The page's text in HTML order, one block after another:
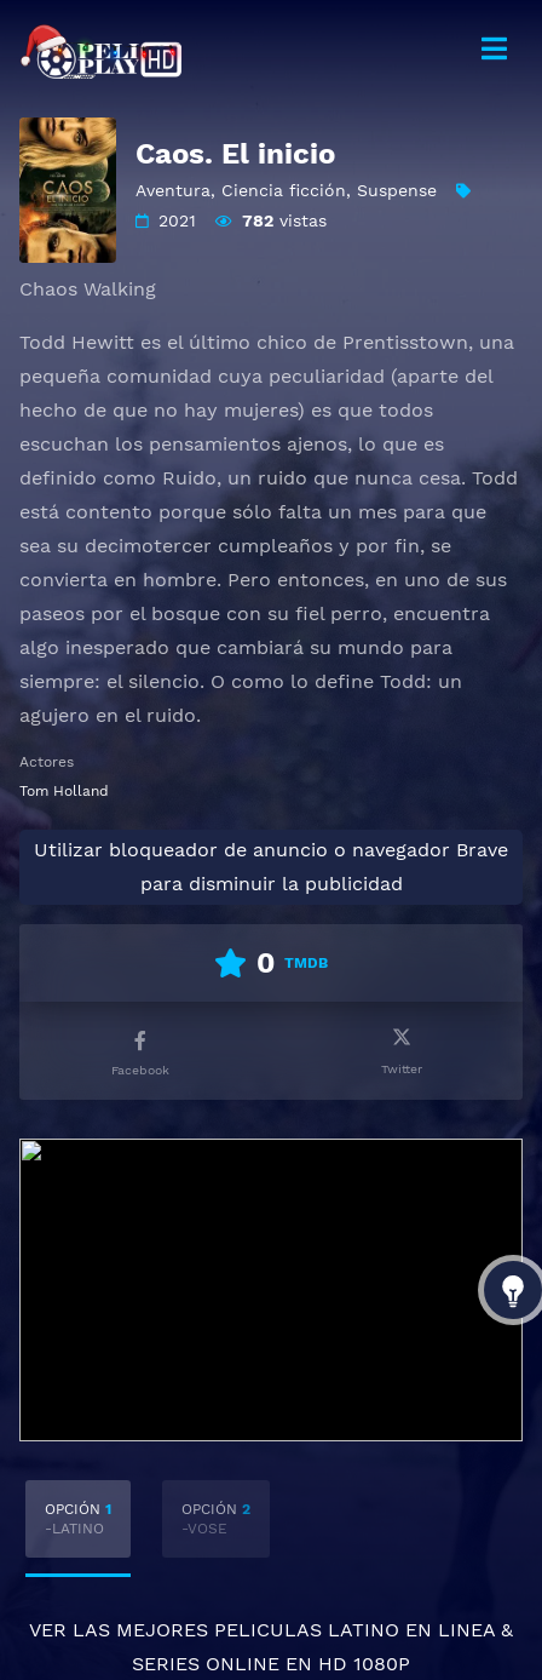
Caos. El inicio
Aventura, Ciencia ficción, Suspense
2021
782 vistas
Chaos Walking
Todd Hewitt es el último chico de Prentisstown, una
pequeña comunidad cuya peculiaridad (aparte del
hecho de que no hay mujeres) es que todos
escuchan los pensamientos ajenos, lo que es
definido como Ruido, un ruido que nunca cesa. Todd
está contento porque sólo falta un mes para que
sea su decimotercer cumpleaños y por fin, se
convierta en hombre. Pero entonces, en uno de sus
paseos por el bosque con su fiel perro, encuentra
algo inesperado que cambiará su mundo para
siempre: el silencio. O como lo define Todd: un
agujero en el ruido.
Actores
Tom Holland
Utilizar bloqueador de anuncio o navegador Brave
para disminuir la publicidad
0 TMDB
Facebook Twitter
OPCIÓN 1
-LATINO
OPCIÓN 2
-VOSE
VER LAS MEJORES PELICULAS LATINO EN LINEA &
SERIES ONLINE EN HD 1080P